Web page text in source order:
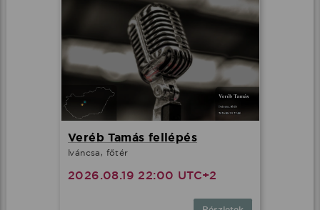
Veréb Tamás fellépés
Iváncsa, főtér
2026.08.19 22:00 UTC+2